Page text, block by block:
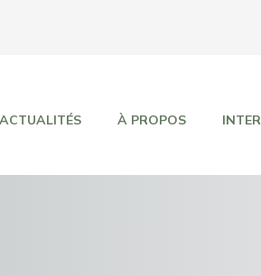
ACTUALITÉS À PROPOS